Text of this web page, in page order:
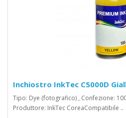
Inchiostro InkTec C5000D
Tipo: Dye (fotografico) , Confezione:
Produttore: InkTec CoreaCompatibile ..